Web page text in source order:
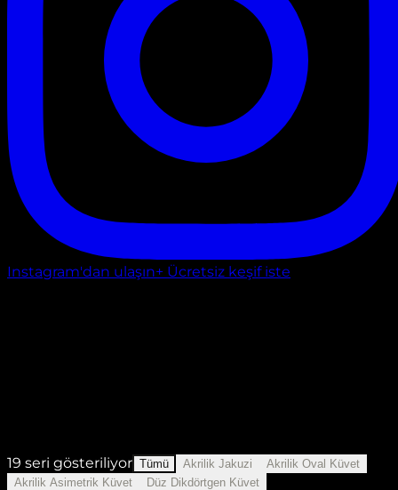
Instagram'dan ulaşın+ Ücretsiz keşif iste
19 seri gösteriliyor Tümü Akrilik Jakuzi
Akrilik Oval Küvet
Akrilik Asimetrik Küvet
Düz Dikdörtgen Küvet